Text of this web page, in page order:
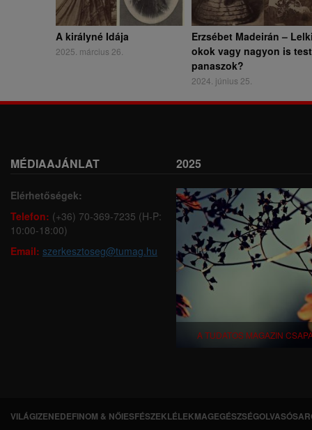
A királyné Idája
2025. március 26.
Erzsébet Madeirán –
okok vagy nagyon is
panaszok?
2024. június 25.
MÉDIAAJÁNLAT
Elérhetőségek:
Telefon: (+36) 70-369-7235 (H-P:
10:00-18:00)
Email: szerkesztoseg@tumag.hu
2025
A TUDATOS MAGAZIN
VILÁGIZENEDEFINOM & NŐIESFÉSZEKLÉLEKMAGEGÉSZSÉG